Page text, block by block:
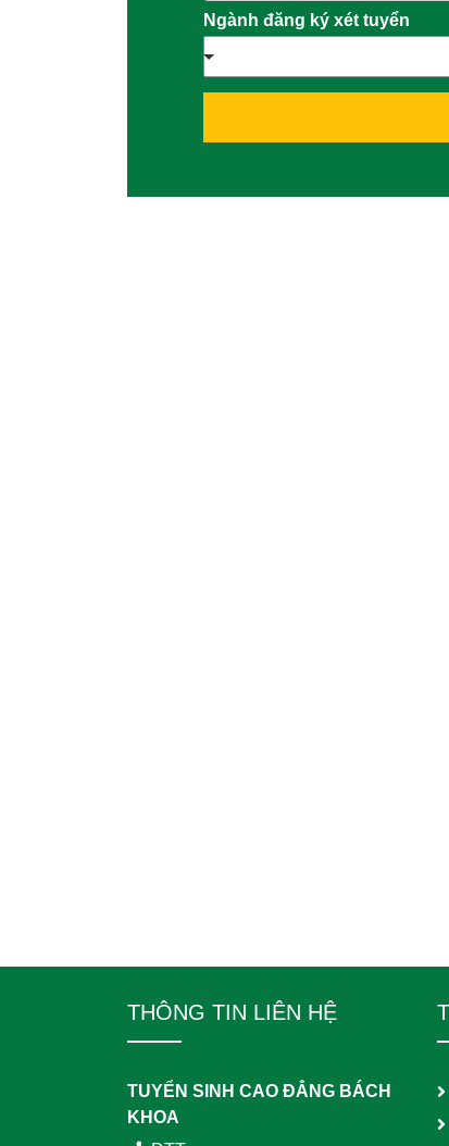
Ngành đăng ký xét tuyển
THÔNG TIN LIÊN HỆ
TUYỂN SINH CAO ĐẲNG BÁCH
KHOA